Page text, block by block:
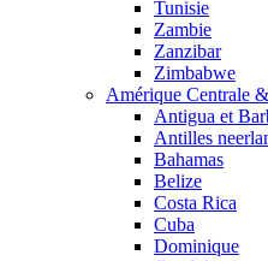
Tunisie
Zambie
Zanzibar
Zimbabwe
Amérique Centrale
Antigua et
Antilles
Bahamas
Belize
Costa Rica
Cuba
Dominique